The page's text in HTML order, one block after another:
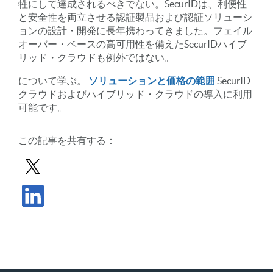
牲にして達成されるべきでない。SecurIDは、利便性
と安全性を両立させる認証製品および認証ソリューシ
ョンの設計・開発に長年携わってきました。フェイル
オーバー・ベースの高可用性を備えたSecurIDハイブ
リッド・クラウドも例外ではない。
について学ぶ。 ソリューションと価格の範囲 SecurID
クラウドおよびハイブリッド・クラウドの導入に利用
可能です。
この記事を共有する：
Xで投稿を共有する